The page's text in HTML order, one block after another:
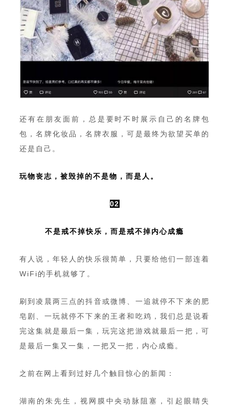
还有在朋友面前，总是要时不时展示自己的名牌包
包，名牌化妆品，名牌衣服，可是最终为欲望买单的
还是自己。
玩物丧志，被毁掉的不是物，而是人。
02
不是戒不掉快乐，而是戒不掉内心成瘾
有人说，年轻人的快乐很简单，只要给他们一部连着
WiFi的手机就够了。
刷到凌晨两三点的抖音或微博、一追就停不下来的肥
皂剧、一玩就停不下来的王者和吃鸡，我们总是说看
完这集就是最后一集，玩完这把游戏就最后一把，可
是最后一集又一集，一把又一把，内心成瘾。
之前在网上看到过好几个触目惊心的新闻：
湖南的朱先生，视网膜中央动脉阻塞，引起眼睛失